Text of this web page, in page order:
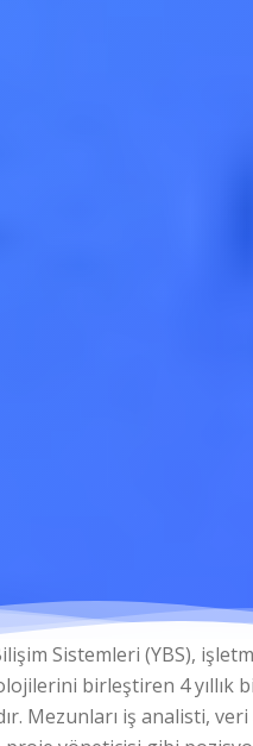
Sistemleri (YBS),
birleştiren 4 yıllık
Mezunları iş analisti, veri